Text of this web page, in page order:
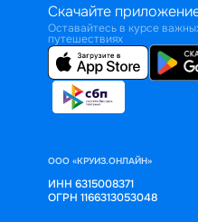
Скачайте
Оставайтесь в курсе
путешествиях
ООО «КРУИЗ.ОНЛАЙН»
ИНН 6315008371
ОГРН 1166313053048